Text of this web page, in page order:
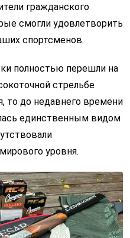
гражданского
смогли удовлетворить
спортсменов.
полностью перешли на
стрельбе
то до недавнего времени
единственным видом
уровня.